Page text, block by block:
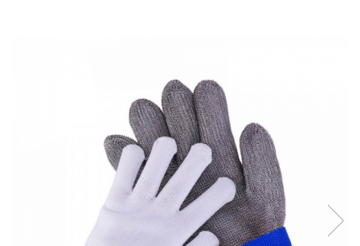
Briceaguri fluture & antrenament
Accesorii tactice si sport
Accesori camping & drumetii
Seturi de cutite & accesorii
vanatoare si tactice
BINOCLURI & LUNETE